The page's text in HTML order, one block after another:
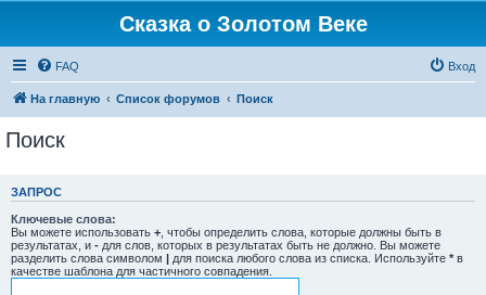
Сказка о Золотом Веке
FAQ Вход
На главную Список форумов Поиск
Поиск
ЗАПРОС
Ключевые слова:
Вы можете использовать + , чтобы определить слова, которые должны быть в
результатах, и - для слов, которых в результатах быть не должно. Вы можете
разделить слова символом | для поиска любого слова из списка. Используйте * в
качестве шаблона для частичного совпадения.